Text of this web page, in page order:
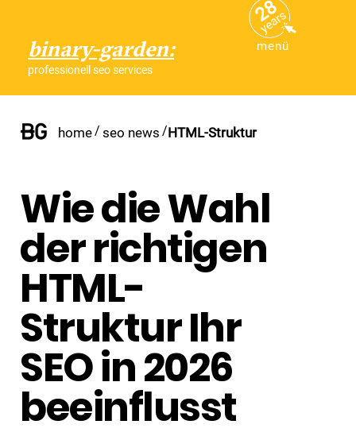
binary-garden:
professionell seo services
28
years
menü
home/ seo news /HTML-Struktur
Wie die Wahl
der richtigen
HTML-
Struktur Ihr
SEO in 2026
beeinflusst